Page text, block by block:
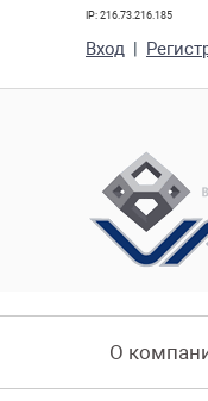
IP: 216.73.216.185
Вход |
О